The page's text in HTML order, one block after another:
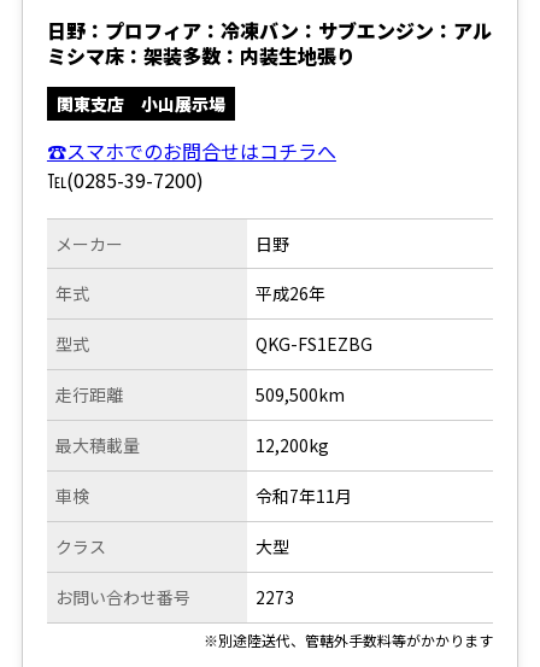
日野：プロフィア：冷凍バン：サブエンジン：アル
ミシマ床：架装多数：内装生地張り
関東支店 小山展示場
☎スマホでのお問合せはコチラへ
℡(0285-39-7200)
メーカー
年式
型式
走行距離
日野
平成26年
QKG-FS1EZBG
509,500km
最大積載量
車検
クラス
お問い合わせ番号
12,200kg
令和7年11月
大型
2273
※別途陸送代、管轄外手数料等がかかります